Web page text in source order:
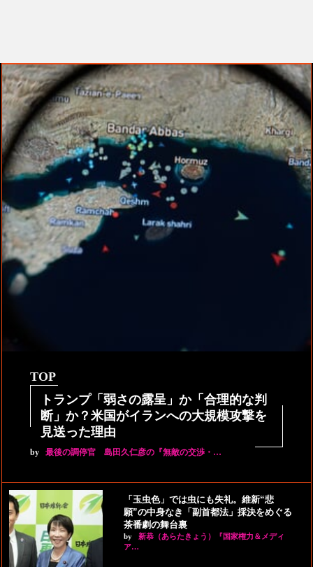
TOP
トランプ「弱さの露呈」か「合理的な判
断」か？米国がイランへの大規模攻撃を
見送った理由
by 最後の調停官 島田久仁彦の『無敵の交渉・…
「玉虫色」では虫にも失礼。維新“悲
願”の中身なき「副首都法」採決をめぐる
茶番劇の舞台裏
by
新恭（あらたきょう）『国家権力＆メディ
ア…